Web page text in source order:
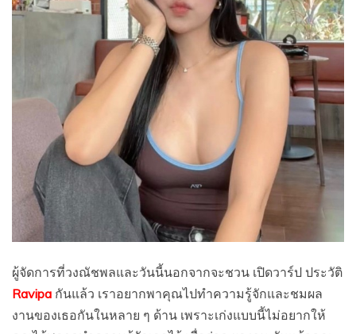
ผู้จัดการที่วงณัชพลและวันนี้นอกจากจะชวน เปิดวาร์ป ประวัติ
Ravipa กันแล้ว เราอยากพาคุณไปทำความรู้จักและชมผล
งานของเธอกันในหลาย ๆ ด้าน เพราะเก่งแบบนี้ไม่อยากให้